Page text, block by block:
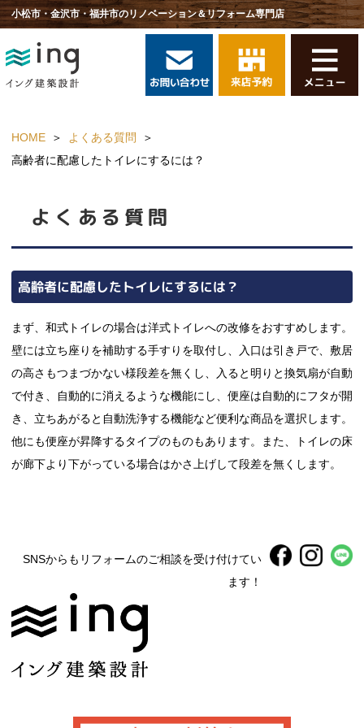
小松市・金沢市・福井市のリノベーション＆リフォーム専門店
HOME
よくある質問
高齢者に配慮したトイレにするには？
よくある質問
高齢者に配慮したトイレにするには？
まず、和式トイレの場合は洋式トイレへの改修をおすすめします。
壁には立ち座りを補助する手すりを取付し、入口は引き戸で、敷居
の高さもつまづかない様段差を無くし、入ると明りと換気扇が自動
で付き、自動的に消えるような機能にし、便座は自動的にフタが開
き、立ちあがると自動洗浄する機能など便利な商品を選択します。
他にも便座が昇降するタイプのものもあります。また、トイレの床
が廊下より下がっている場合はかさ上げして段差を無くします。
SNSからもリフォームのご相談を受け付けてい
ます！